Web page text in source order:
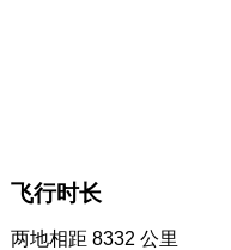
飞行时长
两地相距 8332 公里